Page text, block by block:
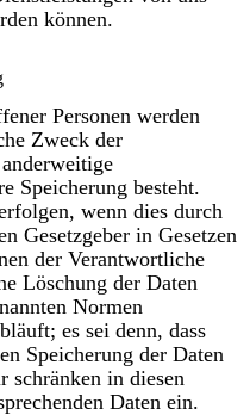
können.
Personen werden
Zweck der
Speicherung besteht.
wenn dies durch
Gesetzgeber in Gesetzen
der Verantwortliche
Löschung der Daten
Normen
es sei denn, dass
Speicherung der Daten
schränken in diesen
Daten ein.